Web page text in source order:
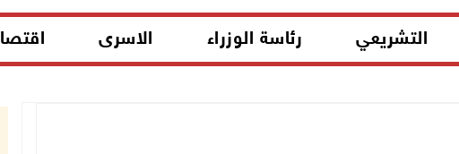
التشريعي رئاسة الوزراء الاسرى